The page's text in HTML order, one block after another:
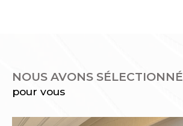
NOUS AVONS SÉLECTIONNÉ
pour vous